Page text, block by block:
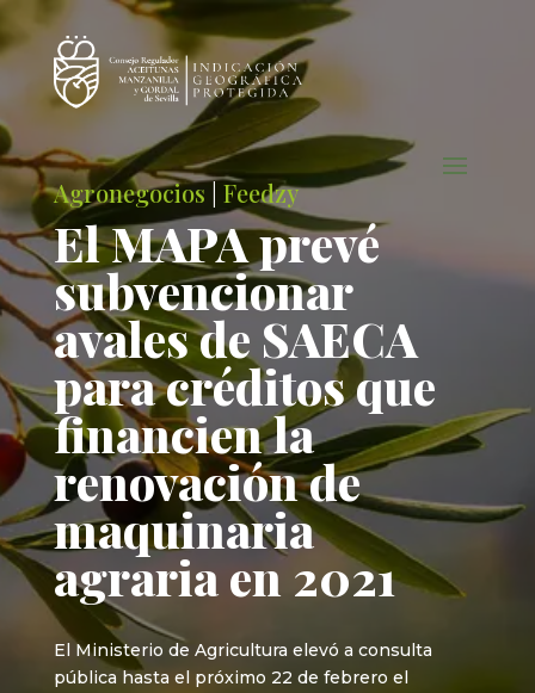
Agronegocios| Feedzy
El MAPA prevé
subvencionar
avales de SAECA
para créditos que
financien la
renovación de
maquinaria
agraria en 2021
El Ministerio de Agricultura elevó a consulta
pública hasta el próximo 22 de febrero el